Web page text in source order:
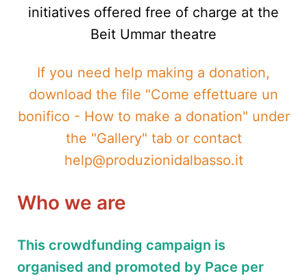
initiatives offered free of charge at the
Beit Ummar theatre
If you need help making a donation,
download the file "Come effettuare un
bonifico - How to make a donation" under
the "Gallery" tab or contact
help@produzionidalbasso.it
Who we are
This crowdfunding campaign is
organised and promoted by Pace per